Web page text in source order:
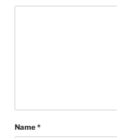
Name*